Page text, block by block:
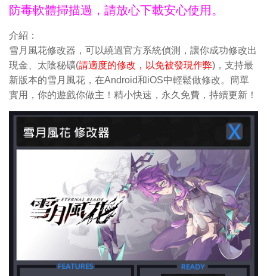
防毒軟體掃描過，請放心下載安心使用。
介紹：
雪月風花修改器，可以繞過官方系統偵測，讓你成功修改出
現金、太陰秘礦(請適度的修改，以免被發現作弊)，支持最
新版本的雪月風花，在Android和iOS中輕鬆做修改。簡單
實用，你的遊戲你做主！精小快速，永久免費，持續更新！